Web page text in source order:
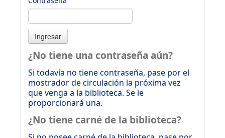
¿No tiene una contraseña aún?
Si todavía no tiene contraseña, pase por el
mostrador de circulación la próxima vez
que venga a la biblioteca. Se le
proporcionará una.
¿No tiene carné de la biblioteca?